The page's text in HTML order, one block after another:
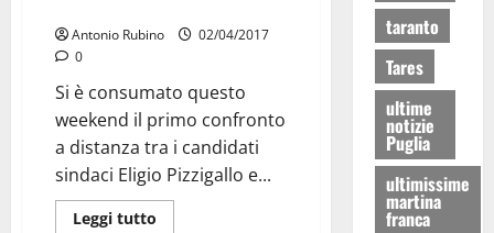
Antonio Rubino
02/04/2017
0
Si è consumato questo
weekend il primo confronto
a distanza tra i candidati
sindaci Eligio Pizzigallo e...
Leggi tutto
taranto
Tares
ultime
notizie
Puglia
ultimissime
martina
franca